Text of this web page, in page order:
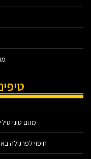
מהם סוגי
חיפוי לפרגולה